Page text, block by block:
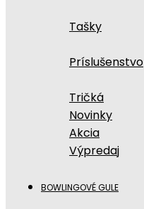
Tašky
Príslušenstvo
Tričká
Novinky
Akcia
Výpredaj
BOWLINGOVÉ GULE